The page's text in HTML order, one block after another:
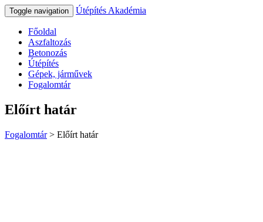
Toggle navigation Útépítés Akadémia
Főoldal
Aszfaltozás
Betonozás
Útépítés
Gépek, járművek
Fogalomtár
Előírt határ
Fogalomtár> Előírt határ